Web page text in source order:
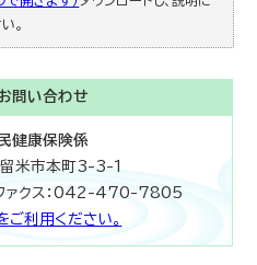
。
問い合わせ
健康保険係
米市本町3-3-1
クス：042-470-7805
ご利用ください。